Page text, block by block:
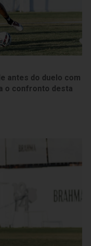
antes do duelo com
o confronto desta